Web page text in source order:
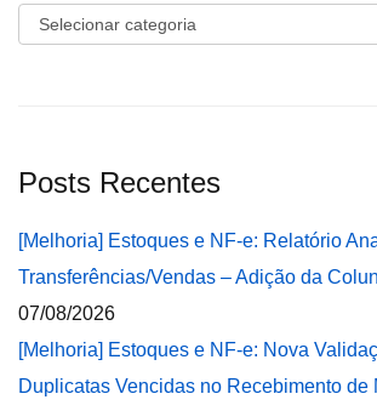
Categorias
Posts Recentes
[Melhoria] Estoques e NF-e: Relatório
Transferências/Vendas – Adição da
07/08/2026
[Melhoria] Estoques e NF-e: Nova
Duplicatas Vencidas no Recebimento de